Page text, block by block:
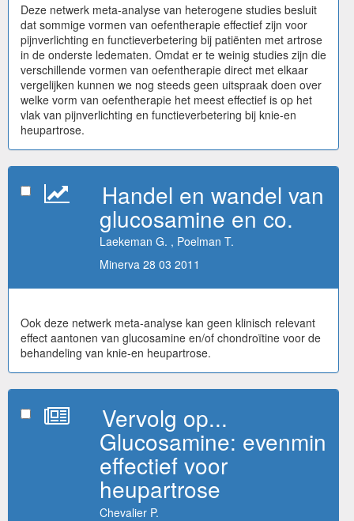
Deze netwerk meta-analyse van heterogene studies besluit
dat sommige vormen van oefentherapie effectief zijn voor
pijnverlichting en functieverbetering bij patiënten met artrose
in de onderste ledematen. Omdat er te weinig studies zijn die
verschillende vormen van oefentherapie direct met elkaar
vergelijken kunnen we nog steeds geen uitspraak doen over
welke vorm van oefentherapie het meest effectief is op het
vlak van pijnverlichting en functieverbetering bij knie-en
heupartrose.
Handel en wandel van
glucosamine en co.
Laekeman G. , Poelman T.
Minerva 28 03 2011
Ook deze netwerk meta-analyse kan geen klinisch relevant
effect aantonen van glucosamine en/of chondroïtine voor de
behandeling van knie-en heupartrose.
Vervolg op...
Glucosamine: evenmin
effectief voor
heupartrose
Chevalier P.